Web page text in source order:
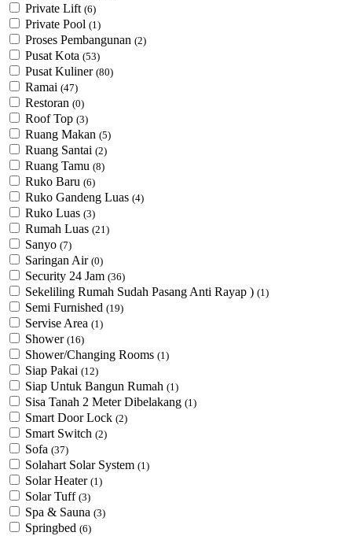
Private Lift (6)
Private Pool (1)
Proses Pembangunan (2)
Pusat Kota (53)
Pusat Kuliner (80)
Ramai (47)
Restoran (0)
Roof Top (3)
Ruang Makan (5)
Ruang Santai (2)
Ruang Tamu (8)
Ruko Baru (6)
Ruko Gandeng Luas (4)
Ruko Luas (3)
Rumah Luas (21)
Sanyo (7)
Saringan Air (0)
Security 24 Jam (36)
Sekeliling Rumah Sudah Pasang Anti Rayap ) (1)
Semi Furnished (19)
Servise Area (1)
Shower (16)
Shower/Changing Rooms (1)
Siap Pakai (12)
Siap Untuk Bangun Rumah (1)
Sisa Tanah 2 Meter Dibelakang (1)
Smart Door Lock (2)
Smart Switch (2)
Sofa (37)
Solahart Solar System (1)
Solar Heater (1)
Solar Tuff (3)
Spa & Sauna (3)
Springbed (6)